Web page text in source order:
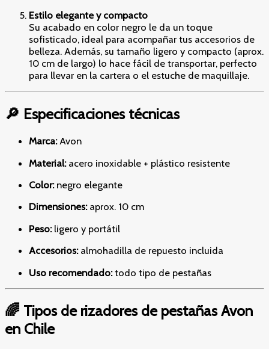
Estilo elegante y compacto
Su acabado en color negro le da un toque
sofisticado, ideal para acompañar tus accesorios de
belleza. Además, su tamaño ligero y compacto (aprox.
10 cm de largo) lo hace fácil de transportar, perfecto
para llevar en la cartera o el estuche de maquillaje.
🔎 Especificaciones técnicas
Marca:Avon
Material:acero inoxidable + plástico resistente
Color:negro elegante
Dimensiones:aprox. 10 cm
Peso:ligero y portátil
Accesorios:almohadilla de repuesto incluida
Uso recomendado:todo tipo de pestañas
🌈 Tipos de rizadores de pestañas Avon
en Chile